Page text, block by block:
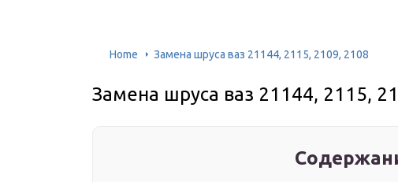
Home Замена шруса ваз 21144, 2115, 2109, 2108
Замена шруса ваз 21144, 2115,